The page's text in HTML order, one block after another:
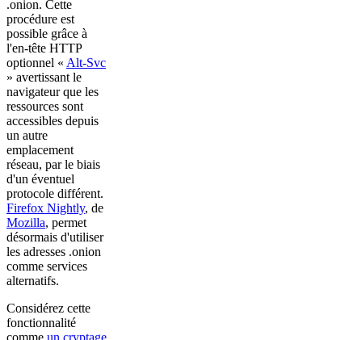
.onion. Cette
procédure est
possible grâce à
l'en-tête HTTP
optionnel « Alt-Svc
» avertissant le
navigateur que les
ressources sont
accessibles depuis
un autre
emplacement
réseau, par le biais
d'un éventuel
protocole différent.
Firefox Nightly, de
Mozilla, permet
désormais d'utiliser
les adresses .onion
comme services
alternatifs.
Considérez cette
fonctionnalité
comme un cryptage